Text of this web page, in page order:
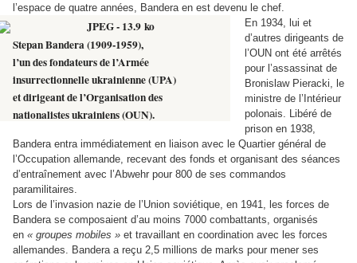
l’espace de quatre années, Bandera en est devenu le chef.
Stepan Bandera (1909-1959),
l’un des fondateurs de l’Armée
insurrectionnelle ukrainienne (UPA)
et dirigeant de l’Organisation des
nationalistes ukrainiens (OUN).
En 1934, lui et
d’autres dirigeants de
l’OUN ont été arrêtés
pour l’assassinat de
Bronislaw Pieracki, le
ministre de l’Intérieur
polonais. Libéré de
prison en 1938,
Bandera entra immédiatement en liaison avec le Quartier général de
l’Occupation allemande, recevant des fonds et organisant des séances
d’entraînement avec l’Abwehr pour 800 de ses commandos
paramilitaires.
Lors de l’invasion nazie de l’Union soviétique, en 1941, les forces de
Bandera se composaient d’au moins 7000 combattants, organisés
en « groupes mobiles » et travaillant en coordination avec les forces
allemandes. Bandera a reçu 2,5 millions de marks pour mener ses